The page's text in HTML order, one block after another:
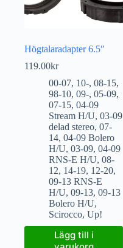
Högtalaradapter 6.5″
119.00kr
00-07, 10-, 08-15,
98-10, 09-, 05-09,
07-15, 04-09
Stream H/U, 03-09
delad stereo, 07-
14, 04-09 Bolero
H/U, 03-09, 04-09
RNS-E H/U, 08-
12, 14-19, 12-20,
09-13 RNS-E
H/U, 09-13, 09-13
Bolero H/U,
Scirocco, Up!
Lägg till i